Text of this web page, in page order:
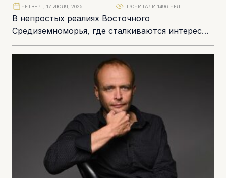
В непростых реалиях Восточного
Средиземноморья, где сталкиваются интересы
Турции, Израиля, арабских стран и глобальных
игроков, Кипр пытается отстоять свою
ЧЕТВЕРГ, 17 ИЮЛЯ, 2025 ПРОЧИТАЛИ 1496 ЧЕЛ.